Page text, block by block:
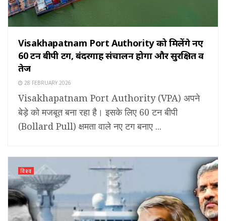
Visakhapatnam Port Authority को मिलेंगे नए
60 टन बीपी टग, बंदरगाह संचालन होगा और सुरक्षित व
तेज
28 FEBRUARY 2026
Visakhapatnam Port Authority (VPA) अपने
बेड़े को मजबूत बना रहा है। इसके लिए 60 टन बीपी
(Bollard Pull) क्षमता वाले नए टग बनाए ...
विश्व